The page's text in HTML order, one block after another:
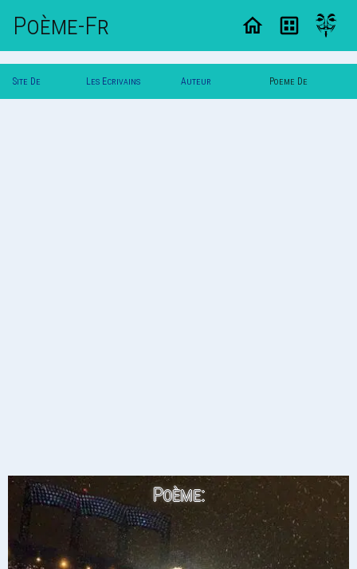
Poème-Fr
Site De Les Ecrivains Auteur Poeme De
Poème: